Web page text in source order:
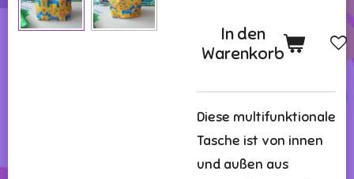
In den
Warenkorb
Diese multifunktionale
Tasche ist von innen
und außen aus